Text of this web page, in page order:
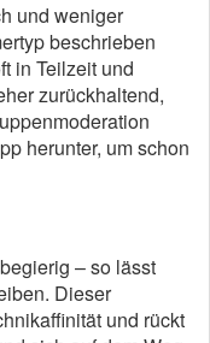
und weniger
beschrieben
in Teilzeit und
zurückhaltend,
herunter, um schon
– so lässt
Dieser
und rückt